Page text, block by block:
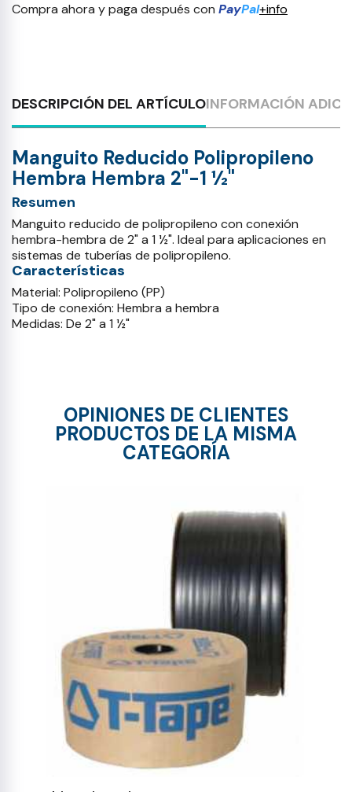
Compra ahora y paga después con PayPal+info
DESCRIPCIÓN DEL ARTÍCULOINFORMACIÓN
Manguito Reducido Polipropileno
Hembra Hembra 2"-1 ½"
Resumen
Manguito reducido de polipropileno con conexión
hembra-hembra de 2" a 1 ½". Ideal para aplicaciones en
sistemas de tuberías de polipropileno.
Características
Material: Polipropileno (PP)
Tipo de conexión: Hembra a hembra
Medidas: De 2" a 1 ½"
OPINIONES DE CLIENTES
PRODUCTOS DE LA MISMA
CATEGORÍA